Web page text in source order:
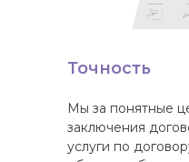
Мы за понятные
заключения
услуги по
Точность